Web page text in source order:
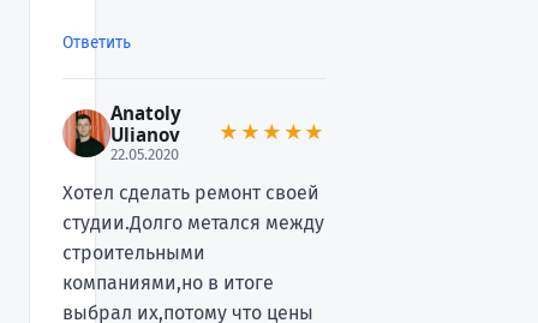
Ответить
Anatoly
Ulianov
22.05.2020
★★★★★
Хотел сделать ремонт своей
студии.Долго метался между
строительными
компаниями,но в итоге
выбрал их,потому что цены